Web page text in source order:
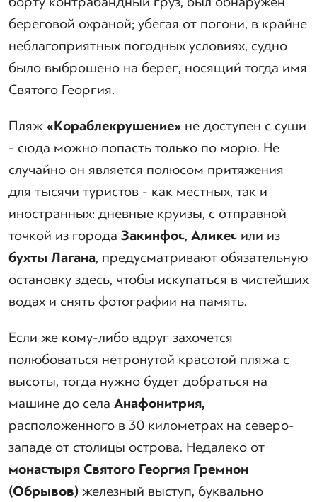
береговой охраной; убегая от погони, в крайне
неблагоприятных погодных условиях, судно
было выброшено на берег, носящий тогда имя
Святого Георгия.
Пляж«Кораблекрушение» не доступен с суши
- сюда можно попасть только по морю. Не
случайно он является полюсом притяжения
для тысячи туристов - как местных, так и
иностранных: дневные круизы, с отправной
точкой из города Закинфос, Аликес или из
бухты Лагана, предусматривают обязательную
остановку здесь, чтобы искупаться в чистейших
водах и снять фотографии на память.
Если же кому-либо вдруг захочется
полюбоваться нетронутой красотой пляжа с
высоты, тогда нужно будет добраться на
машине до села Анафонитрия,
расположенного в 30 километрах на северо-
западе от столицы острова. Недалеко от
монастыря Святого Георгия Гремнон
(Обрывов)железный выступ, буквально